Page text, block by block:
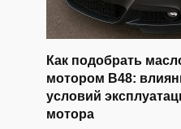
Как подобрать
мотором B48:
условий
мотора